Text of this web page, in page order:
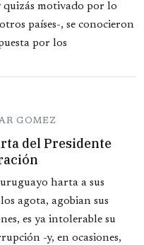
motivado por lo
países-, se conocieron
por los
GOMEZ
del Presidente
harta a sus
agota, agobian sus
es ya intolerable su
-y, en ocasiones,